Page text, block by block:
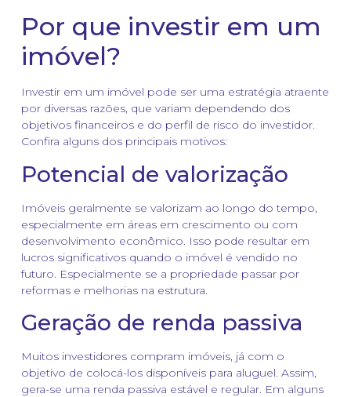
Por que investir em um
imóvel?
Investir em um imóvel pode ser uma estratégia atraente
por diversas razões, que variam dependendo dos
objetivos financeiros e do perfil de risco do investidor.
Confira alguns dos principais motivos:
Potencial de valorização
Imóveis geralmente se valorizam ao longo do tempo,
especialmente em áreas em crescimento ou com
desenvolvimento econômico. Isso pode resultar em
lucros significativos quando o imóvel é vendido no
futuro. Especialmente se a propriedade passar por
reformas e melhorias na estrutura.
Geração de renda passiva
Muitos investidores compram imóveis, já com o
objetivo de colocá-los disponíveis para aluguel. Assim,
gera-se uma renda passiva estável e regular. Em alguns